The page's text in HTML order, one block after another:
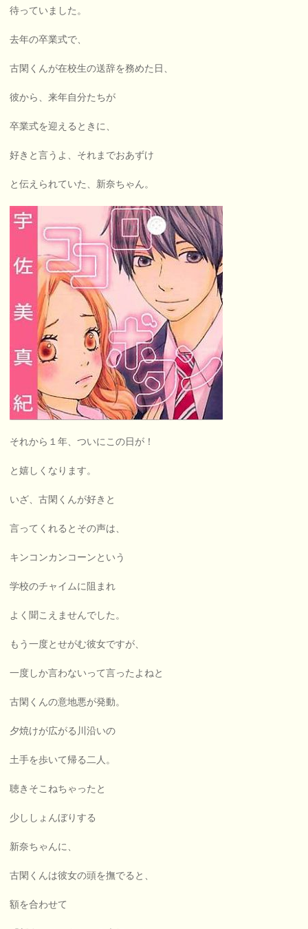
待っていました。
去年の卒業式で、
古閑くんが在校生の送辞を務めた日、
彼から、来年自分たちが
卒業式を迎えるときに、
好きと言うよ、それまでおあずけ
と伝えられていた、新奈ちゃん。
それから１年、ついにこの日が！
と嬉しくなります。
いざ、古閑くんが好きと
言ってくれるとその声は、
キンコンカンコーンという
学校のチャイムに阻まれ
よく聞こえませんでした。
もう一度とせがむ彼女ですが、
一度しか言わないって言ったよねと
古閑くんの意地悪が発動。
夕焼けが広がる川沿いの
土手を歩いて帰る二人。
聴きそこねちゃったと
少ししょんぼりする
新奈ちゃんに、
古閑くんは彼女の頭を撫でると、
額を合わせて